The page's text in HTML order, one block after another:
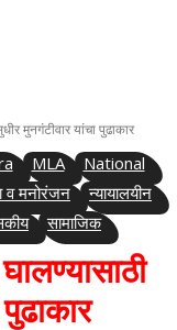
मुनगंटीवार यांचा पुढाकार
MLA
National
व मनोरंजन
न्यायालयीन
सामाजिक